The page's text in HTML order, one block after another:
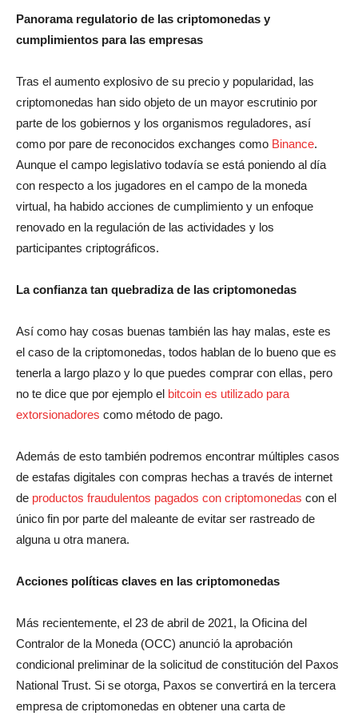
Panorama regulatorio de las criptomonedas y
cumplimientos para las empresas
Tras el aumento explosivo de su precio y popularidad, las
criptomonedas han sido objeto de un mayor escrutinio por
parte de los gobiernos y los organismos reguladores, así
como por pare de reconocidos exchanges como Binance.
Aunque el campo legislativo todavía se está poniendo al día
con respecto a los jugadores en el campo de la moneda
virtual, ha habido acciones de cumplimiento y un enfoque
renovado en la regulación de las actividades y los
participantes criptográficos.
La confianza tan quebradiza de las criptomonedas
Así como hay cosas buenas también las hay malas, este es
el caso de la criptomonedas, todos hablan de lo bueno que es
tenerla a largo plazo y lo que puedes comprar con ellas, pero
no te dice que por ejemplo el bitcoin es utilizado para
extorsionadores como método de pago.
Además de esto también podremos encontrar múltiples casos
de estafas digitales con compras hechas a través de internet
de productos fraudulentos pagados con criptomonedas con el
único fin por parte del maleante de evitar ser rastreado de
alguna u otra manera.
Acciones políticas claves en las criptomonedas
Más recientemente, el 23 de abril de 2021, la Oficina del
Contralor de la Moneda (OCC) anunció la aprobación
condicional preliminar de la solicitud de constitución del Paxos
National Trust. Si se otorga, Paxos se convertirá en la tercera
empresa de criptomonedas en obtener una carta de